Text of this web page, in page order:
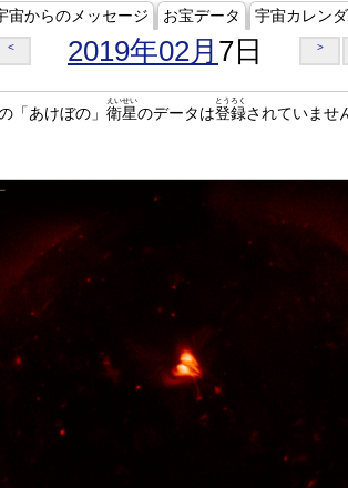
宙からのメッセージ お宝データ 宇宙カレン
< 2019年02月 7日 >
「あけぼの」 衛星
えいせい
のデータは登録
とうろく
されていませ